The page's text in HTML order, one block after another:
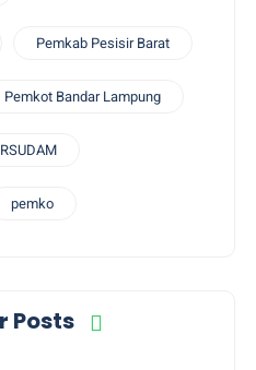
Pemkab Pesisir Barat
Pemkot Bandar Lampung
RSUDAM
pemko
Posts